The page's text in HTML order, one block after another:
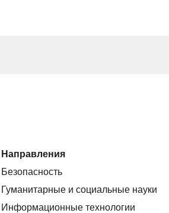
Направления
Безопасность
Гуманитарные и социальные науки
Информационные технологии